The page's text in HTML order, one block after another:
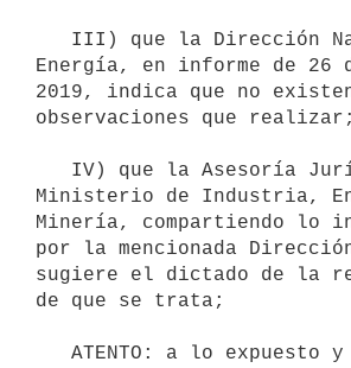
Energía, en informe de 26
2019, indica que no
observaciones que realizar;
Ministerio de Industria,
Minería, compartiendo lo
por la mencionada
sugiere el dictado de la
de que se trata;